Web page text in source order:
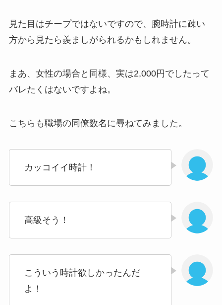
見た目はチープではないですので、腕時計に疎い
方から見たら羨ましがられるかもしれません。
まあ、女性の場合と同様、実は2,000円でしたって
バレたくはないですよね。
こちらも職場の同僚数名に尋ねてみました。
カッコイイ時計！
高級そう！
こういう時計欲しかったんだ
よ！